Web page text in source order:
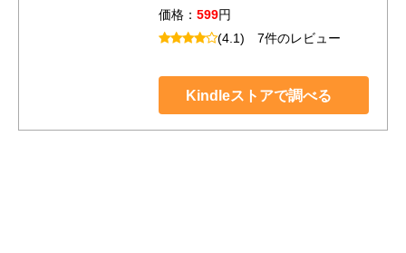
価格： 599円
(4.1) 7件のレビュー
Kindleストアで調べる